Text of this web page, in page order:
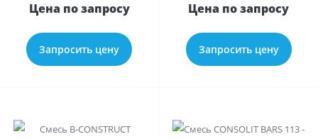
Цена по запросу
Запросить цену
Цена по запросу
Запросить цену